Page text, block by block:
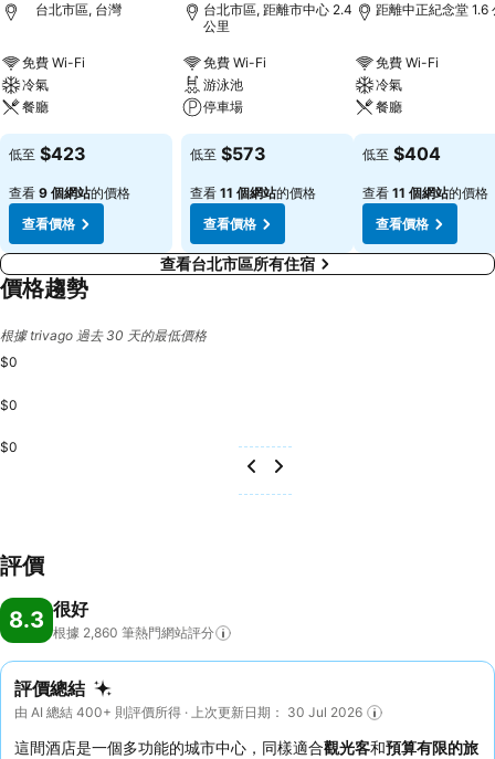
台北市區, 台灣
免費 Wi-Fi
冷氣
餐廳
低至 $423
查看 9 個網站的價格
查看價格
台北市區, 距離市中心 2.4
公里
免費 Wi-Fi
游泳池
停車場
低至 $573
查看 11 個網站的價格
查看價格
距離中正紀念堂 1.6
免費 Wi-Fi
冷氣
餐廳
低至 $404
查看 11 個網站的價格
查看價格
查看台北市區所有住宿
價格趨勢
根據 trivago 過去 30 天的最低價格
$0
$0
$0
評價
8.3 很好
根據 2,860 筆熱門網站評分
評價總結
由 AI 總結 400+ 則評價所得 · 上次更新日期： 30 Jul 2026
這間酒店是一個多功能的城市中心，同樣適合觀光客和預算有限的旅